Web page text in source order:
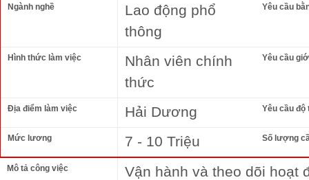
Ngành nghề
Lao động phổ
thông
Yêu cầu
Hình thức làm việc
Nhân viên chính
thức
Yêu cầu
Địa điểm làm việc Hải Dương Yêu cầu độ
Mức lương 7 - 10 Triệu Số lượng
Mô tả công việc
Vận hành và theo dõi hoạt